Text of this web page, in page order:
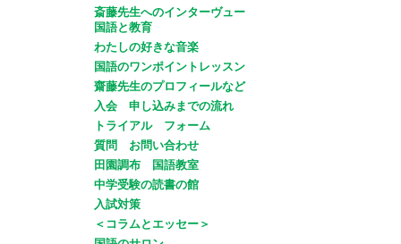
斎藤先生へのインターヴュー
国語と教育
わたしの好きな音楽
国語のワンポイントレッスン
齋藤先生のプロフィールなど
入会 申し込みまでの流れ
トライアル フォーム
質問 お問い合わせ
田園調布 国語教室
中学受験の読書の館
入試対策
＜コラムとエッセー＞